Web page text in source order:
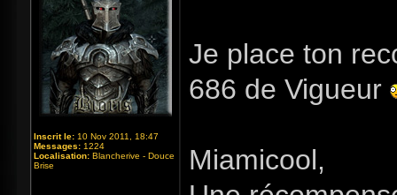
Inscrit le: 10 Nov 2011, 18:47
Messages: 1224
Localisation: Blancherive - Douce
Brise
Je place ton
686 de Vigueur
Miamicool,